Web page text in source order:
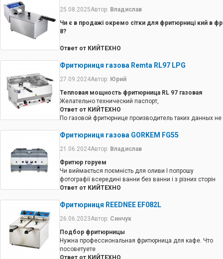
25.08.2025Автор: Владислав
Чи є в продажі окремо сітки для фритюрниці кий в фр
8?
Ответ от КИЙТЕХНО
Фритюрниця газова Remta RL97 LPG
27.09.2024Автор: Юрий
Тепловая мощность фритюрница RL 97 газовая
Желательно технический паспорт,
Ответ от КИЙТЕХНО
По газовой фритюрнице производитель таких данных не
Фритюрниця газова GORKEM FG55
21.06.2024Автор: Владислав
Фритюр горуем
Чи виймається поємність для оливи І попрошу
фотографії всередині ванни без ванни і з різних сторін
Ответ от КИЙТЕХНО
Фритюрниця REEDNEE EF082L
26.06.2023Автор: Синчук
Подбор фритюрницы
Нужна профессиональная фритюрница для кафе. Что
посоветуете
Ответ от КИЙТЕХНО